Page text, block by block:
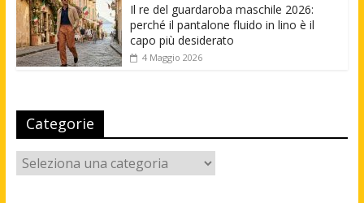
Il re del guardaroba maschile 2026:
perché il pantalone fluido in lino è il
capo più desiderato
4 Maggio 2026
Categorie
Categorie